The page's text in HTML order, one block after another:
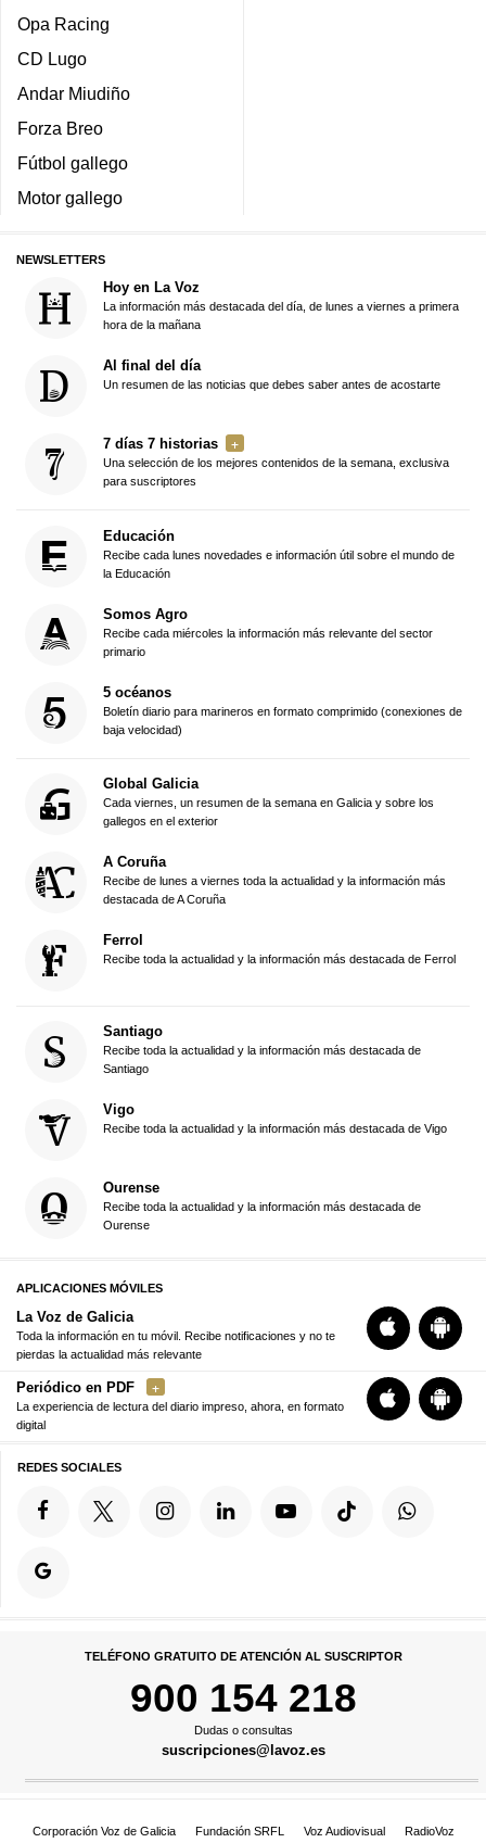
Opa Racing
CD Lugo
Andar Miudiño
Forza Breo
Fútbol gallego
Motor gallego
NEWSLETTERS
Hoy en La Voz
La información más destacada del día, de lunes a viernes a primera
hora de la mañana
Al final del día
Un resumen de las noticias que debes saber antes de acostarte
7 días 7 historias
Una selección de los mejores contenidos de la semana, exclusiva
para suscriptores
Educación
Recibe cada lunes novedades e información útil sobre el mundo de
la Educación
Somos Agro
Recibe cada miércoles la información más relevante del sector
primario
5 océanos
Boletín diario para marineros en formato comprimido (conexiones de
baja velocidad)
Global Galicia
Cada viernes, un resumen de la semana en Galicia y sobre los
gallegos en el exterior
A Coruña
Recibe de lunes a viernes toda la actualidad y la información más
destacada de A Coruña
Ferrol
Recibe toda la actualidad y la información más destacada de Ferrol
Santiago
Recibe toda la actualidad y la información más destacada de
Santiago
Vigo
Recibe toda la actualidad y la información más destacada de Vigo
Ourense
Recibe toda la actualidad y la información más destacada de
Ourense
APLICACIONES MÓVILES
La Voz de Galicia
Toda la información en tu móvil. Recibe notificaciones y no te
pierdas la actualidad más relevante
Periódico en PDF
La experiencia de lectura del diario impreso, ahora, en formato
digital
REDES SOCIALES
TELÉFONO GRATUITO DE ATENCIÓN AL SUSCRIPTOR
900 154 218
Dudas o consultas
suscripciones@lavoz.es
Corporación Voz de Galicia Fundación SRFL Voz Audiovisual
RadioVoz